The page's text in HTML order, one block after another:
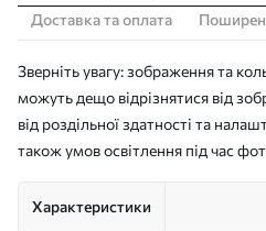
Доставка та оплата
Зверніть увагу: зображення та
можуть дещо відрізнятися від
від роздільної здатності та
також умов освітлення під час
Характеристики